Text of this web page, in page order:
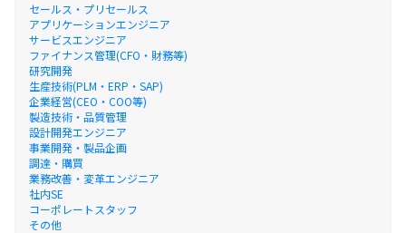
セールス・プリセールス
アプリケーションエンジニア
サービスエンジニア
ファイナンス管理(CFO・財務等)
研究開発
生産技術(PLM・ERP・SAP)
企業経営(CEO・COO等)
製造技術・品質管理
設計開発エンジニア
事業開発・製品企画
調達・購買
業務改善・変革エンジニア
社内SE
コーポレートスタッフ
その他